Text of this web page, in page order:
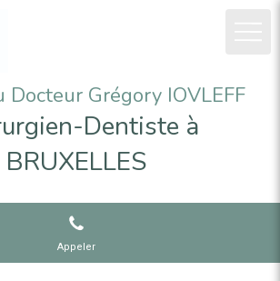
Docteur Grégory IOVLEFF
Dentiste à
BRUXELLES
Appeler